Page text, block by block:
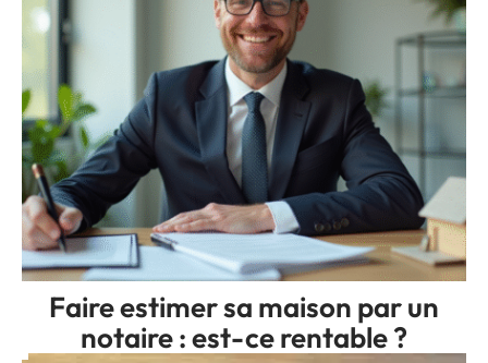
Faire estimer sa maison par un
notaire : est-ce rentable ?